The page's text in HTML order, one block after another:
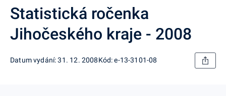
Statistická ročenka
Jihočeského kraje - 2008
Datum vydání: 31. 12. 2008Kód: e-13-3101-08